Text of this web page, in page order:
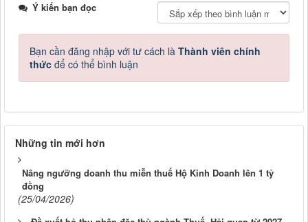
Ý kiến bạn đọc
Bạn cần đăng nhập với tư cách là Thành viên chính
thức để có thể bình luận
Những tin mới hơn
Nâng ngưỡng doanh thu miễn thuế Hộ Kinh Doanh lên 1 tỷ
đồng
(25/04/2026)